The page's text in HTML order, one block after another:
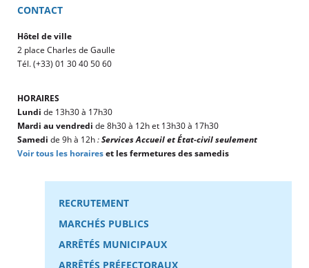
CONTACT
Hôtel de ville
2 place Charles de Gaulle
Tél. (+33) 01 30 40 50 60
HORAIRES
Lundi de 13h30 à 17h30
Mardi au vendredi de 8h30 à 12h et 13h30 à 17h30
Samedi de 9h à 12h:Services Accueil et État-civil seulement
Voir tous les horaireset les fermetures des samedis
RECRUTEMENT
MARCHÉS PUBLICS
ARRÊTÉS MUNICIPAUX
ARRÊTÉS PRÉFECTORAUX